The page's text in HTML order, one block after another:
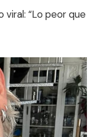
viral: “Lo peor que